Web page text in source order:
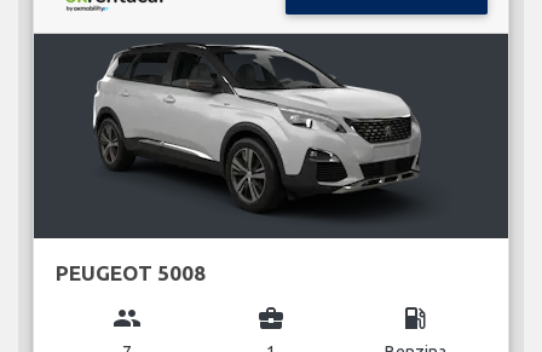
PEUGEOT 5008
group business_center local_gas_station